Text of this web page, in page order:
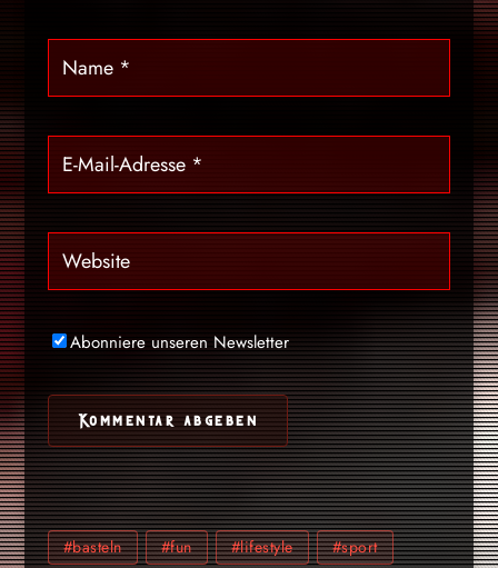
Abonniere unseren Newsletter
#basteln #fun #lifestyle #sport